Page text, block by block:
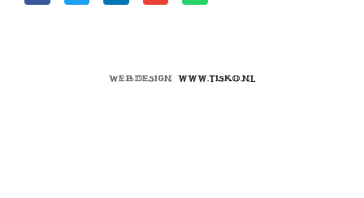
Webdesign www.tisko.nl